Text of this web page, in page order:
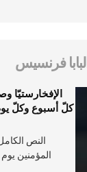
البابا فرنسيس
الإفخارستيّا
كلّ أسبوع وكلّ
النص
المؤمنين يوم